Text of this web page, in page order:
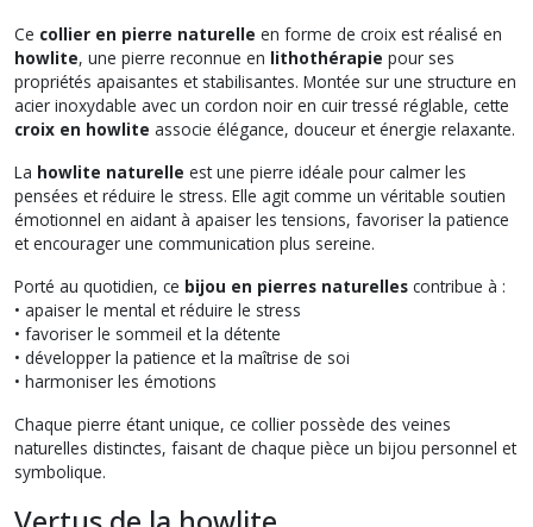
Ce collier en pierre naturelle en forme de croix est réalisé en
howlite, une pierre reconnue en lithothérapie pour ses
propriétés apaisantes et stabilisantes. Montée sur une structure en
acier inoxydable avec un cordon noir en cuir tressé réglable, cette
croix en howlite associe élégance, douceur et énergie relaxante.
La howlite naturelle est une pierre idéale pour calmer les
pensées et réduire le stress. Elle agit comme un véritable soutien
émotionnel en aidant à apaiser les tensions, favoriser la patience
et encourager une communication plus sereine.
Porté au quotidien, ce bijou en pierres naturelles contribue à :
• apaiser le mental et réduire le stress
• favoriser le sommeil et la détente
• développer la patience et la maîtrise de soi
• harmoniser les émotions
Chaque pierre étant unique, ce collier possède des veines
naturelles distinctes, faisant de chaque pièce un bijou personnel et
symbolique.